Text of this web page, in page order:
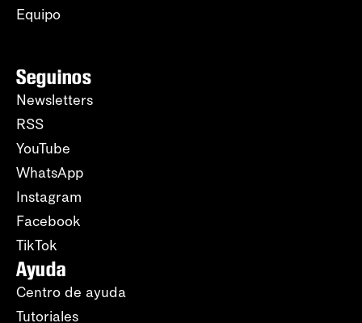
Equipo
Seguinos
Newsletters
RSS
YouTube
WhatsApp
Instagram
Facebook
TikTok
Ayuda
Centro de ayuda
Tutoriales